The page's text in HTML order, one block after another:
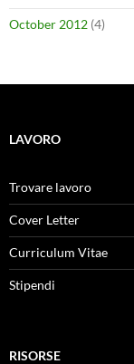
October 2012 (4)
LAVORO
Trovare lavoro
Cover Letter
Curriculum Vitae
Stipendi
RISORSE